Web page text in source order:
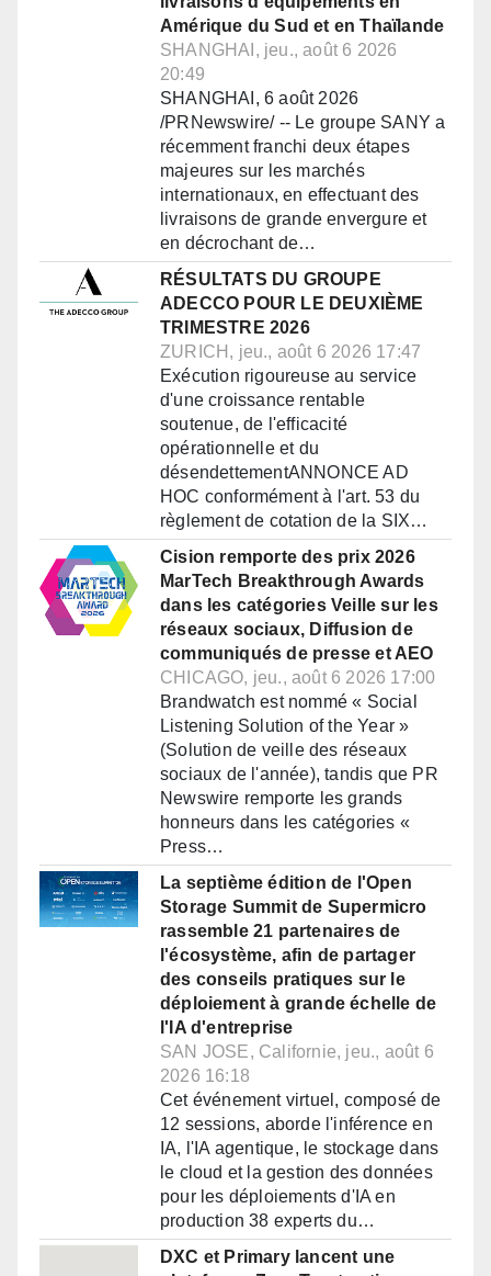
Amérique du Sud et en Thaïlande
SHANGHAI, jeu., août 6 2026
20:49
SHANGHAI, 6 août 2026
/PRNewswire/ -- Le groupe SANY a
récemment franchi deux étapes
majeures sur les marchés
internationaux, en effectuant des
livraisons de grande envergure et
en décrochant de…
RÉSULTATS DU GROUPE
ADECCO POUR LE DEUXIÈME
TRIMESTRE 2026
ZURICH, jeu., août 6 2026 17:47
Exécution rigoureuse au service
d'une croissance rentable
soutenue, de l'efficacité
opérationnelle et du
désendettementANNONCE AD
HOC conformément à l'art. 53 du
règlement de cotation de la SIX…
Cision remporte des prix 2026
MarTech Breakthrough Awards
dans les catégories Veille sur les
réseaux sociaux, Diffusion de
communiqués de presse et AEO
CHICAGO, jeu., août 6 2026 17:00
Brandwatch est nommé « Social
Listening Solution of the Year »
(Solution de veille des réseaux
sociaux de l'année), tandis que PR
Newswire remporte les grands
honneurs dans les catégories «
Press…
La septième édition de l'Open
Storage Summit de Supermicro
rassemble 21 partenaires de
l'écosystème, afin de partager
des conseils pratiques sur le
déploiement à grande échelle de
l'IA d'entreprise
SAN JOSE, Californie, jeu., août 6
2026 16:18
Cet événement virtuel, composé de
12 sessions, aborde l'inférence en
IA, l'IA agentique, le stockage dans
le cloud et la gestion des données
pour les déploiements d'IA en
production 38 experts du…
DXC et Primary lancent une